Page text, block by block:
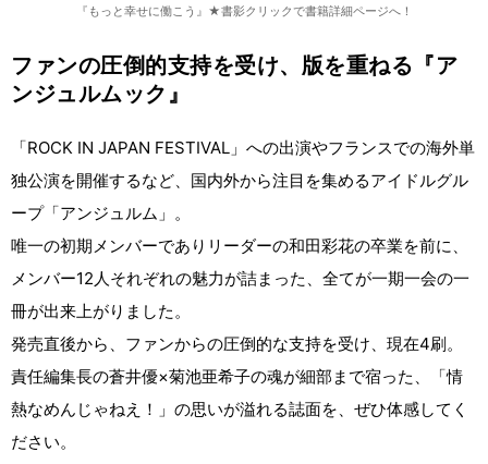
『もっと幸せに働こう』★書影クリックで書籍詳細ページへ！
ファンの圧倒的支持を受け、版を重ねる『ア
ンジュルムック』
「ROCK IN JAPAN FESTIVAL」への出演やフランスでの海外単
独公演を開催するなど、国内外から注目を集めるアイドルグル
ープ「アンジュルム」。
唯一の初期メンバーでありリーダーの和田彩花の卒業を前に、
メンバー12人それぞれの魅力が詰まった、全てが一期一会の一
冊が出来上がりました。
発売直後から、ファンからの圧倒的な支持を受け、現在4刷。
責任編集長の蒼井優×菊池亜希子の魂が細部まで宿った、「情
熱なめんじゃねえ！」の思いが溢れる誌面を、ぜひ体感してく
ださい。